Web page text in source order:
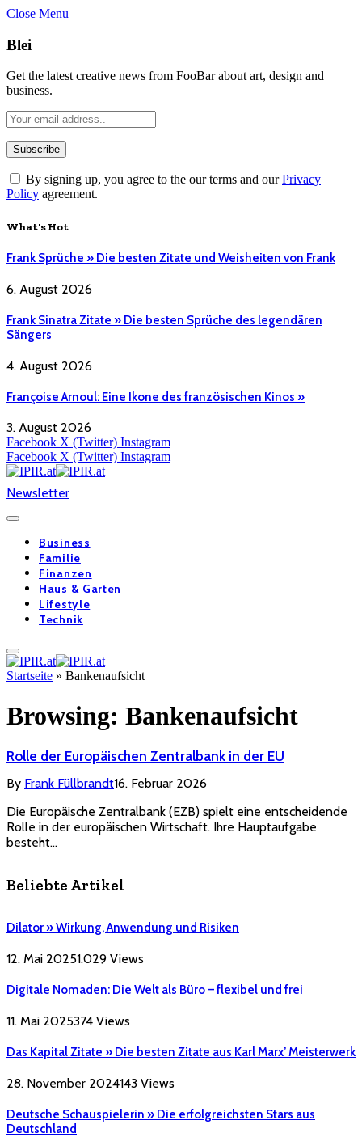
Close Menu
Blei
Get the latest creative news from FooBar about art, design and
business.
By signing up, you agree to the our terms and ourPrivacy
Policy agreement.
What's Hot
Frank Sprüche » Die besten Zitate und Weisheiten von Frank
6. August 2026
Frank Sinatra Zitate » Die besten Sprüche des legendären
Sängers
4. August 2026
Françoise Arnoul: Eine Ikone des französischen Kinos »
3. August 2026
Facebook X (Twitter) Instagram
Facebook X (Twitter) Instagram
Newsletter
Business
Familie
Finanzen
Haus & Garten
Lifestyle
Technik
Startseite » Bankenaufsicht
Browsing: Bankenaufsicht
Rolle der Europäischen Zentralbank in der EU
By Frank Füllbrandt16. Februar 2026
Die Europäische Zentralbank (EZB) spielt eine entscheidende
Rolle in der europäischen Wirtschaft. Ihre Hauptaufgabe
besteht…
Beliebte Artikel
Dilator » Wirkung, Anwendung und Risiken
12. Mai 20251.029 Views
Digitale Nomaden: Die Welt als Büro – flexibel und frei
11. Mai 2025374 Views
Das Kapital Zitate » Die besten Zitate aus Karl Marx’ Meisterwerk
28. November 2024143 Views
Deutsche Schauspielerin » Die erfolgreichsten Stars aus
Deutschland